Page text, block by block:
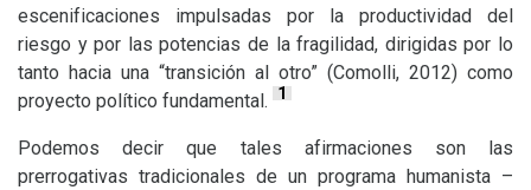
escenificaciones impulsadas por la productividad del
riesgo y por las potencias de la fragilidad, dirigidas por lo
tanto hacia una “transición al otro” (Comolli, 2012) como
proyecto político fundamental.
1
Podemos decir que tales afirmaciones son las
prerrogativas tradicionales de un programa humanista –